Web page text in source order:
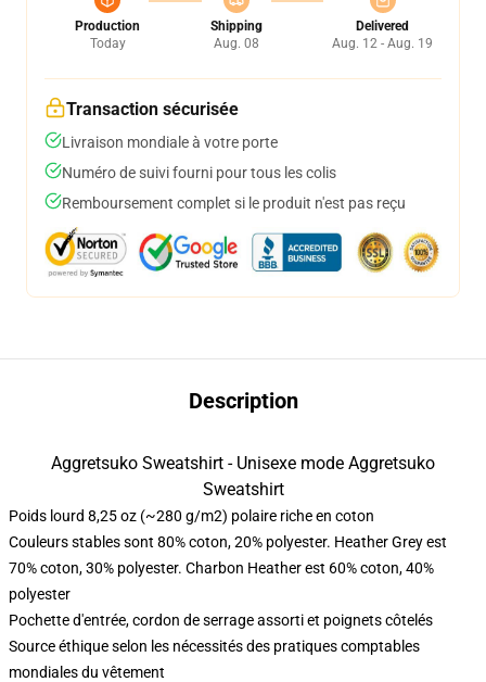
Production
Today
Shipping
Aug. 08
Delivered
Aug. 12 - Aug. 19
Transaction sécurisée
Livraison mondiale à votre porte
Numéro de suivi fourni pour tous les colis
Remboursement complet si le produit n'est pas reçu
Description
Aggretsuko Sweatshirt - Unisexe mode Aggretsuko
Sweatshirt
Poids lourd 8,25 oz (~280 g/m2) polaire riche en coton
Couleurs stables sont 80% coton, 20% polyester. Heather Grey est
70% coton, 30% polyester. Charbon Heather est 60% coton, 40%
polyester
Pochette d'entrée, cordon de serrage assorti et poignets côtelés
Source éthique selon les nécessités des pratiques comptables
mondiales du vêtement